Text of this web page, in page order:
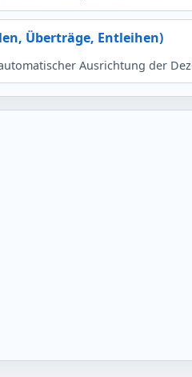
Überträge, Entleihen)
Ausrichtung der